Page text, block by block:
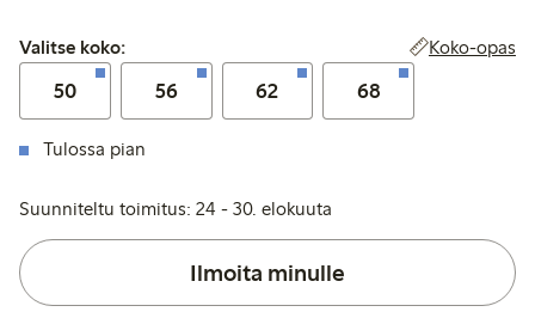
Valitse koko:
Valitse koko: Koko-opas
50 56 62 68
Tulossa pian
Suunniteltu toimitus: 24 - 30. elokuuta
Ilmoita minulle